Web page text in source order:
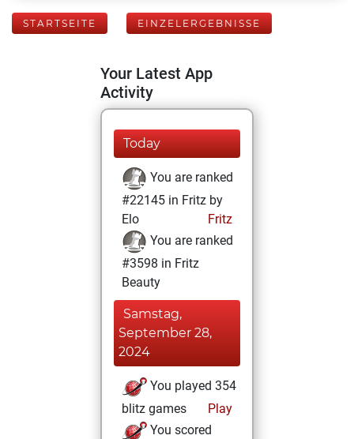
STARTSEITE EINZELERGEBNISSE
Your Latest App
Activity
Today
You are ranked
#22145 in Fritz by
Elo
Fritz
You are ranked
#3598 in Fritz
Beauty
Samstag,
September 28,
2024
You played 354
blitz games
Play
You scored